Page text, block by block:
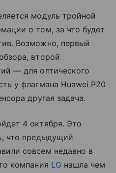
модуль тройной
о том, за что будет
Возможно, первый
второй
— для оптического
у флагмана Huawei P20
другая задача.
4 октября. Это
что предыдущий
совсем недавно в
компания LG нашла чем